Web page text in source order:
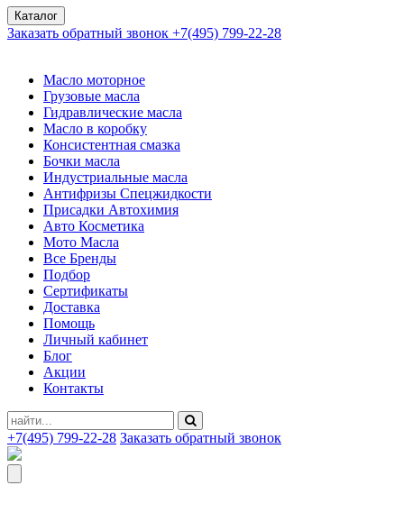
Каталог
Заказать обратный звонок +7(495) 799-22-28
Масло моторное
Грузовые масла
Гидравлические масла
Масло в коробку
Консистентная смазка
Бочки масла
Индустриальные масла
Антифризы Спецжидкости
Присадки Автохимия
Авто Косметика
Мото Масла
Все Бренды
Подбор
Сертификаты
Доставка
Помощь
Личный кабинет
Блог
Акции
Контакты
+7(495) 799-22-28 Заказать обратный звонок